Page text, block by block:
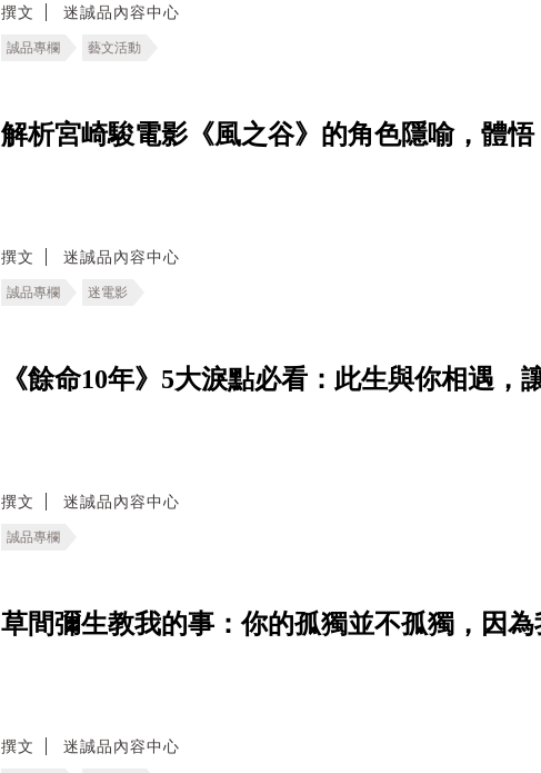
撰文 迷誠品內容中心
誠品專欄 藝文活動
解析宮崎駿電影《風之谷》的角色隱喻，體
撰文 迷誠品內容中心
誠品專欄 迷電影
《餘命10年》5大淚點必看：此生與你相遇，
撰文 迷誠品內容中心
誠品專欄
草間彌生教我的事：你的孤獨並不孤獨，因
撰文 迷誠品內容中心